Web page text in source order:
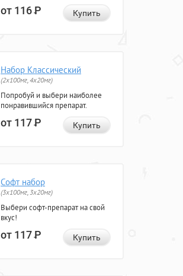
от 116Р Купить
Набор Классический
(2x100мг, 4x20мг)
Попробуй и выбери наиболее
понравившийся препарат.
от 117Р Купить
Софт набор
(3x100мг, 3x20мг)
Выбери софт-препарат на свой
вкус!
от 117Р Купить